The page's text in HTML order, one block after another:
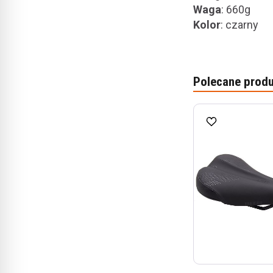
Waga: 660g
Kolor: czarny
Polecane